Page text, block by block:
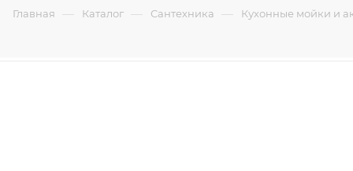
Главная — Каталог — Сантехника — Кухонные мойки и